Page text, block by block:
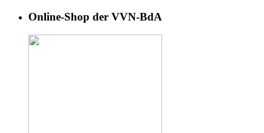
Online-Shop der VVN-BdA